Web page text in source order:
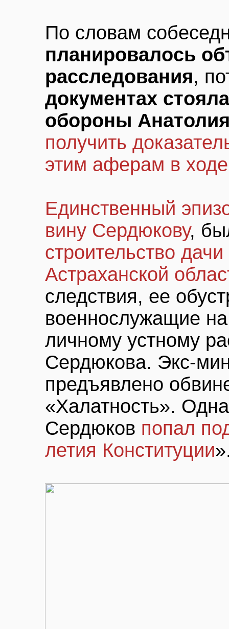
По словам
планировалось
расследования,
документах
обороны
получить
этим аферам в
Единственный
вину Сердюкову,
строительство
Астраханской
следствия, ее
военнослужащие
личному устному
Сердюкова. Экс-
предъявлено
«Халатность».
Сердюков попал
летия Конституции